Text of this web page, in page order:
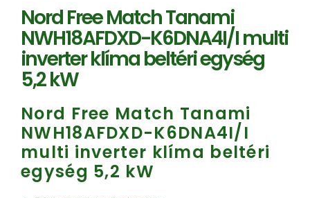
Nord Free Match Tanami
NWH18AFDXD-K6DNA4I/I multi
inverter klíma beltéri egység
5,2 kW
Nord Free Match Tanami
NWH18AFDXD-K6DNA4I/I
multi inverter klíma beltéri
egység 5,2 kW